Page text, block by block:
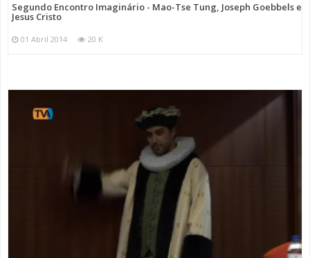
Segundo Encontro Imaginário - Mao-Tse Tung, Joseph Goebbels e
Jesus Cristo
01 Abril 2014 20 K